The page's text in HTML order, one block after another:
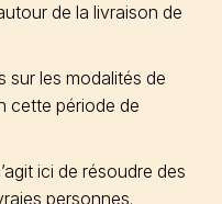
de la livraison de
sur les modalités de
cette période de
ici de résoudre des
personnes.